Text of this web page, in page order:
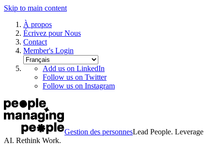
Skip to main content
À propos
Écrivez pour Nous
Contact
Member's Login
Add us on LinkedIn
Follow us on Twitter
Follow us on Instagram
Gestion des personnesLead People. Leverage
AI. Rethink Work.